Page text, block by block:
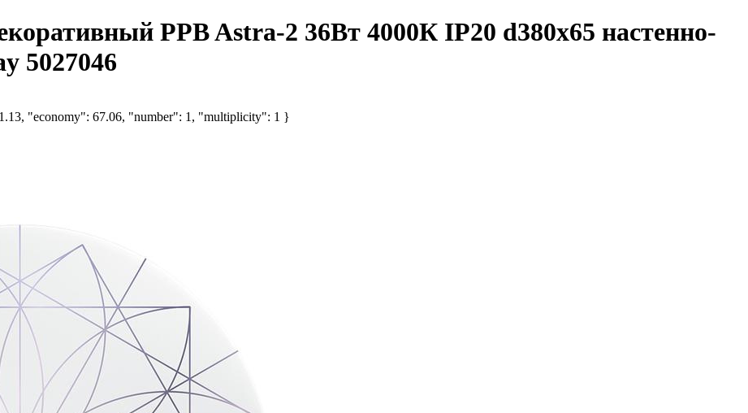
PPB Astra-2 36Вт 4000К IP20 d380х65 настенно-
5027046
"economy": 67.06, "number": 1, "multiplicity": 1 }